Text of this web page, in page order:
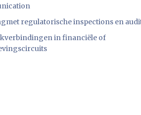
regulatorische inspections en
in financiële of